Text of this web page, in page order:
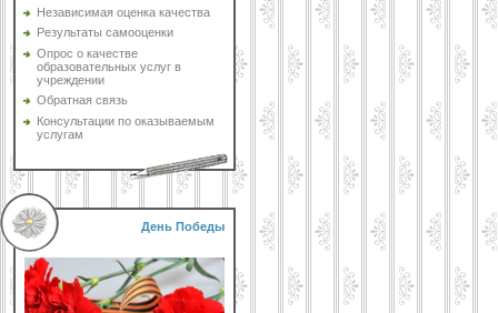
Независимая оценка качества
Результаты самооценки
Опрос о качестве
образовательных услуг в
учреждении
Обратная связь
Консультации по оказываемым
услугам
День Победы